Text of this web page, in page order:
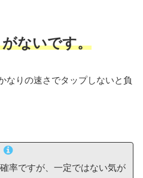
ないです。
なりの速さでタップしないと負
率ですが、一定ではない気が